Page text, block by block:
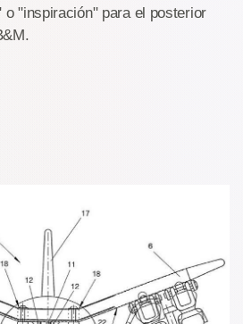
o "inspiración" para el posterior